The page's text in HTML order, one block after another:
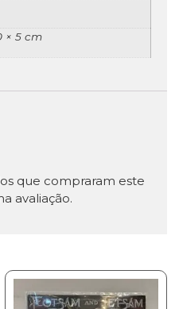
× 5 cm
que compraram este
avaliação.